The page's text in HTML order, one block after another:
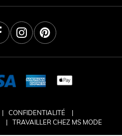
CONFIDENTIALITÉ
TRAVAILLER CHEZ MS MODE